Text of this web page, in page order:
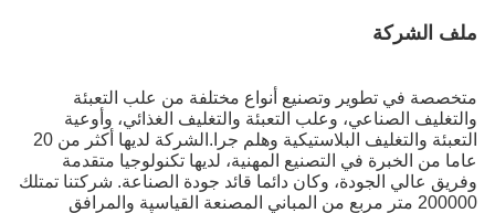
ملف الشركة
متخصصة في تطوير وتصنيع أنواع مختلفة من علب التعبئة
والتغليف الصناعي، وعلب التعبئة والتغليف الغذائي، وأوعية
التعبئة والتغليف البلاستيكية وهلم جرا.الشركة لديها أكثر من 20
عاما من الخبرة في التصنيع المهنية، لديها تكنولوجيا متقدمة
وفريق عالي الجودة، وكان دائما قائد جودة الصناعة. شركتنا تمتلك
200000 متر مربع من المباني المصنعة القياسية والمرافق